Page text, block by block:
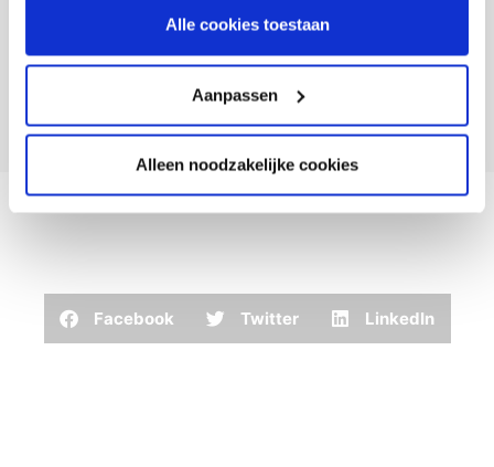
Alle cookies toestaan
Aanpassen
Alleen noodzakelijke cookies
Facebook Twitter LinkedIn